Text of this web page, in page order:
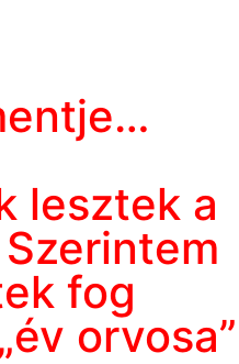
lesztek a
fog
orvosa”